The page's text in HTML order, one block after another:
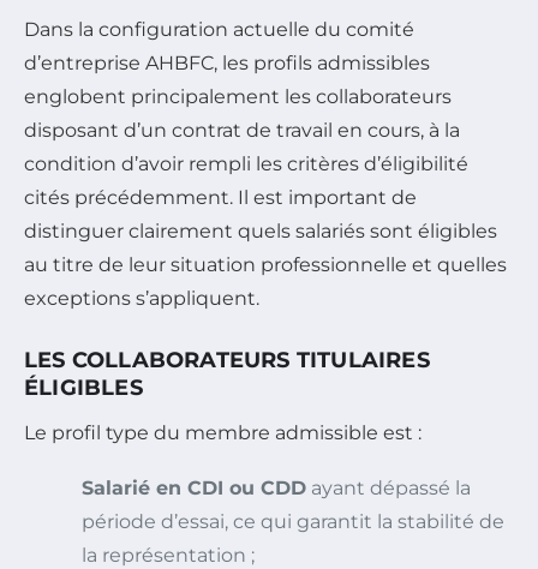
Dans la configuration actuelle du comité
d’entreprise AHBFC, les profils admissibles
englobent principalement les collaborateurs
disposant d’un contrat de travail en cours, à la
condition d’avoir rempli les critères d’éligibilité
cités précédemment. Il est important de
distinguer clairement quels salariés sont éligibles
au titre de leur situation professionnelle et quelles
exceptions s’appliquent.
LES COLLABORATEURS TITULAIRES
ÉLIGIBLES
Le profil type du membre admissible est :
Salarié en CDI ou CDD ayant dépassé la
période d’essai, ce qui garantit la stabilité de
la représentation ;